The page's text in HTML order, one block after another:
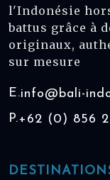
l'Indonésie
battus grâce à
originaux,
sur mesure
E.info@bali-
P.+62 (0) 856